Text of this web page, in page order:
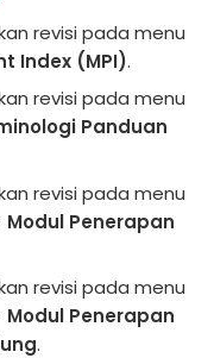
revisi pada menu
Index (MPI).
revisi pada menu
Panduan
revisi pada menu
Penerapan
revisi pada menu
Penerapan
.